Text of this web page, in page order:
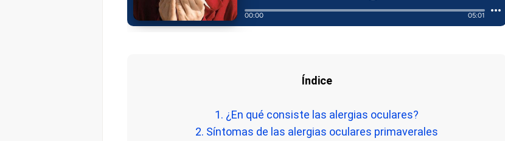
Índice
1. ¿En qué consiste las alergias oculares?
2. Síntomas de las alergias oculares primaverales